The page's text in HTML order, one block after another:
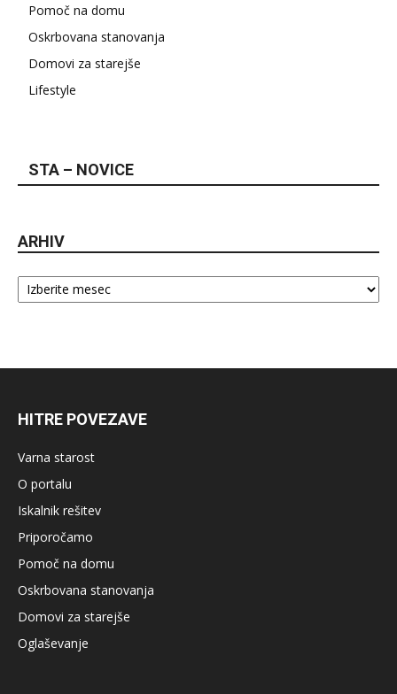
Pomoč na domu
Oskrbovana stanovanja
Domovi za starejše
Lifestyle
STA – NOVICE
ARHIV
Arhiv
HITRE POVEZAVE
Varna starost
O portalu
Iskalnik rešitev
Priporočamo
Pomoč na domu
Oskrbovana stanovanja
Domovi za starejše
Oglaševanje